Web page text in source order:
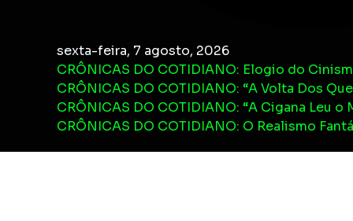
sexta-feira, 7 agosto, 2026
CRÔNICAS DO COTIDIANO: Elogio do
CRÔNICAS DO COTIDIANO: “A Volta Dos
CRÔNICAS DO COTIDIANO: “A Cigana Leu o
CRÔNICAS DO COTIDIANO: O Realismo